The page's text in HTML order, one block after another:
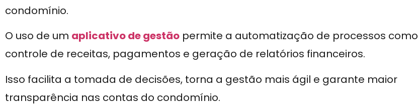
condomínio.
O uso de um aplicativo de gestão permite a automatização de processos como
controle de receitas, pagamentos e geração de relatórios financeiros.
Isso facilita a tomada de decisões, torna a gestão mais ágil e garante maior
transparência nas contas do condomínio.